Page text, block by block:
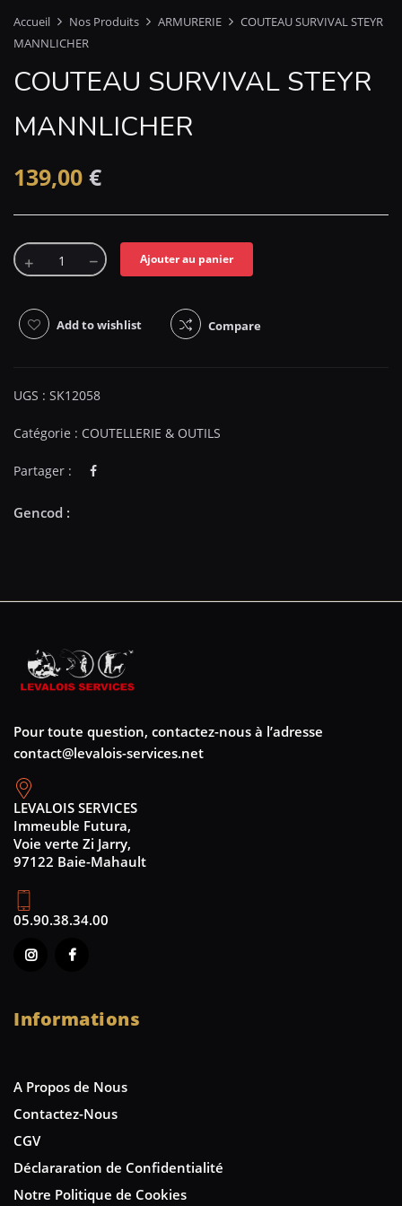
Accueil Nos Produits ARMURERIE
COUTEAU SURVIVAL STEYR
MANNLICHER
COUTEAU SURVIVAL STEYR
MANNLICHER
139,00 €
Ajouter au panier
Add to wishlist Compare
UGS : SK12058
Catégorie : COUTELLERIE & OUTILS
Partager :
Pour toute question, contactez-nous à l’adresse
contact@levalois-services.net
LEVALOIS SERVICES
Immeuble Futura,
Voie verte Zi Jarry,
97122 Baie-Mahault
05.90.38.34.00
Informations
A Propos de Nous
Contactez-Nous
CGV
Déclararation de Confidentialité
Notre Politique de Cookies